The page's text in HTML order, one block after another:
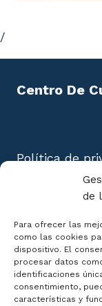
de
Para ofrecer las
como las cookies
dispositivo. El
procesar datos
identificaciones
consentimiento,
características y
3.4.3.
3.4.4.
3.4.5.
3.4.6.
3.4.7.
internas
/
Centro De
Política de
Aviso Legal
Política de